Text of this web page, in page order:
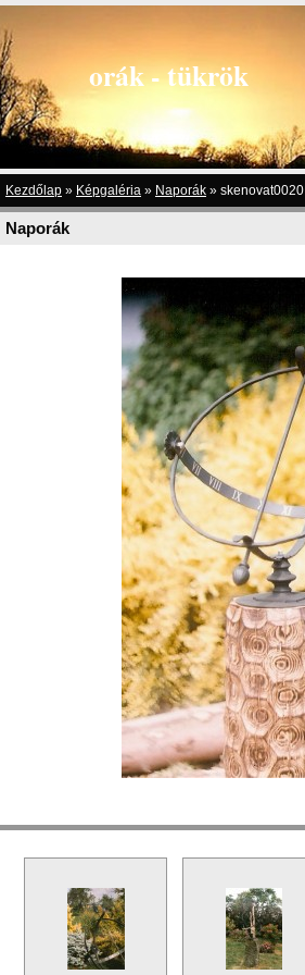
orák - tükrök
Kezdőlap » Képgaléria » Naporák » skenovat0020
Naporák